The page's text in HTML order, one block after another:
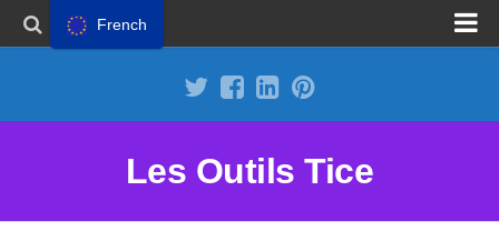
Les Outils Tice
French